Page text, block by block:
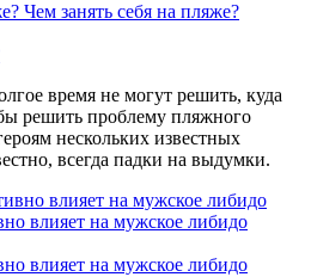
Чем занять себя на пляже?
время не могут решить, куда
решить проблему пляжного
нескольких известных
всегда падки на выдумки.
влияет на мужское либидо
влияет на мужское либидо